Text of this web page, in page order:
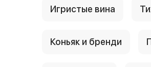
Игристые вина
Коньяк и бренди